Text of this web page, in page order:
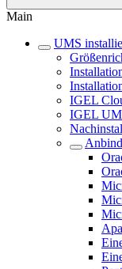
Main
UMS
IGEL
IGEL